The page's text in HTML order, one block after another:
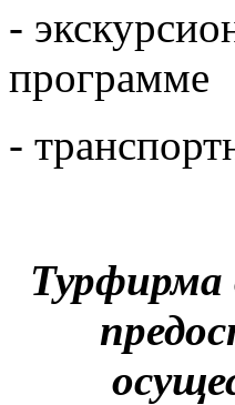
-
программе
-
Турфирма